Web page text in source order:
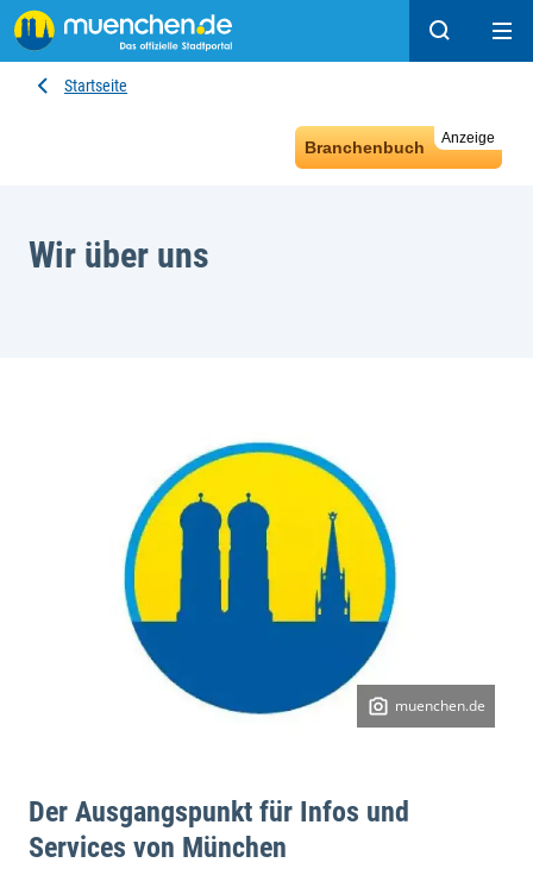
Suchen
Startseite
Anzeige
Branchenbuch
Wir über uns
muenchen.de
Der Ausgangspunkt für Infos und
Services von München